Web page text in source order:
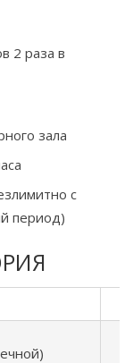
2 раза в
зала
с
период)